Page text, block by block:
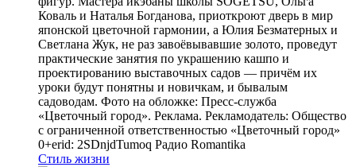
Коваль и Наталья Богданова, приоткроют дверь в мир
японской цветочной гармонии, а Юлия Безматерных и
Светлана Жук, не раз завоёвывавшие золото, проведут
практические занятия по украшению кашпо и
проектированию выставочных садов — причём их
уроки будут понятны и новичкам, и бывалым
садоводам. Фото на обложке: Пресс-служба
«Цветочный город». Реклама. Рекламодатель: Общество
с ограниченной ответственностью «Цветочный город»
0+erid: 2SDnjdTumoq Радио Romantika
Стиль жизни